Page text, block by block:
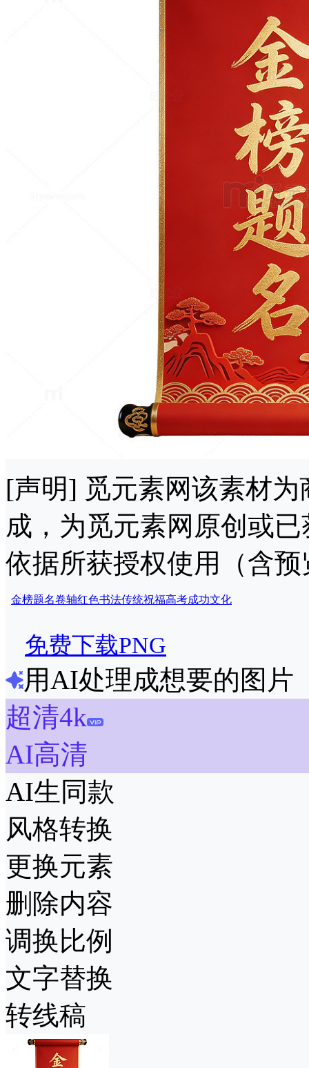
[声明] 觅元素网该素材
成，为觅元素网原创或
依据所获授权使用（含
金榜题名卷轴红色书法传统祝福高考成功文化
免费下载PNG
用AI处理成想要的图片
超清4k
AI高清
AI生同款
风格转换
更换元素
删除内容
调换比例
文字替换
转线稿